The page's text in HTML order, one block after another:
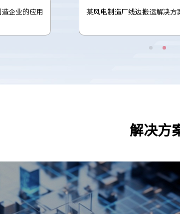
某家电制造厂线边搬运解决方
解决方